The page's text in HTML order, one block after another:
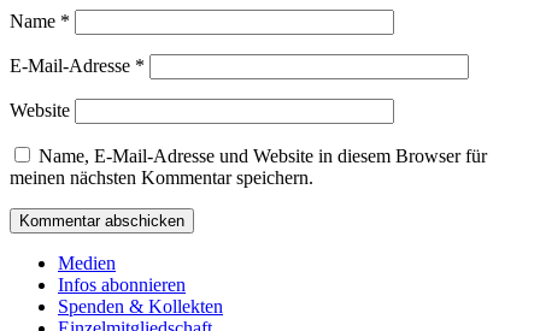
Name *
E-Mail-Adresse *
Website
Name, E-Mail-Adresse und Website in diesem Browser für
meinen nächsten Kommentar speichern.
Medien
Infos abonnieren
Spenden & Kollekten